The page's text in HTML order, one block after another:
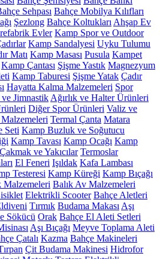
Sehpası Bahçe Mobilya Kılıfları
Şezlong Bahçe Koltukları Ahşap Ev
Evler Kamp Spor ve Outdoor
Kamp Sandalyesi Uyku Tulumu
Matı Kamp Masası Pusula Kampet
Kamp Çantası Şişme Yastık Magnezyum
Kamp Taburesi Şişme Yatak Çadır
Hayatta Kalma Malzemeleri Spor
Jimnastik Ağırlık ve Halter Ürünleri
Diğer Spor Ürünleri Valiz ve
Termal Çanta Matara
Seti Kamp Buzluk ve Soğutucu
Kamp Tavası Kamp Ocağı Kamp
Çakmak ve Yakıcılar Termoslar
El Feneri Işıldak Kafa Lambası
Testeresi Kamp Küreği Kamp Bıçağı
Malzemeleri Balık Av Malzemeleri
Elektrikli Scooter Bahçe Aletleri
Tırmık Budama Makası Aşı
Sökücü Orak Bahçe El Aleti Setleri
Aşı Bıçağı Meyve Toplama Aleti
Çatalı Kazma Bahçe Makineleri
Çit Budama Makinesi Hidrofor